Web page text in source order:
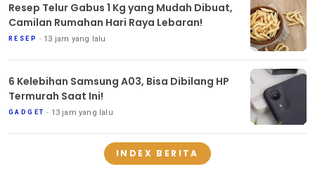
Resep Telur Gabus 1 Kg yang Mudah Dibuat,
Camilan Rumahan Hari Raya Lebaran!
RESEP 13 jam yang lalu
6 Kelebihan Samsung A03, Bisa Dibilang HP
Termurah Saat Ini!
GADGET 13 jam yang lalu
INDEX BERITA